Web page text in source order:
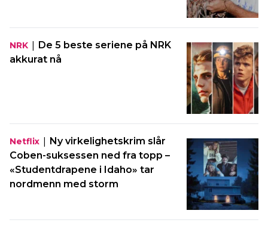
NRK | De 5 beste seriene på NRK
akkurat nå
Netflix | Ny virkelighetskrim slår
Coben-suksessen ned fra topp –
«Studentdrapene i Idaho» tar
nordmenn med storm